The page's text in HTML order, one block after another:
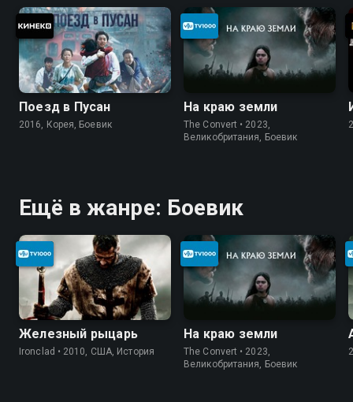
Поезд в Пусан
2016, Корея, Боевик
На краю земли
The Convert • 2023,
Великобритания, Боевик
Ещё в жанре: Боевик
Железный рыцарь
Ironclad • 2010, США, История
На краю земли
The Convert • 2023,
Великобритания, Боевик